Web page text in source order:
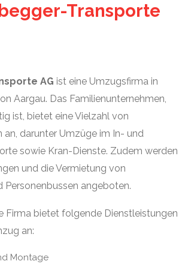
Transporte
AG ist eine Umzugsfirma in
Aargau. Das Familienunternehmen,
ist, bietet eine Vielzahl von
an, darunter Umzüge im In- und
sowie Kran-Dienste. Zudem werden
und die Vermietung von
Personenbussen angeboten.
Firma bietet folgende Dienstleistungen
an:
Montage